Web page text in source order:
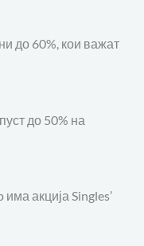
до 60%, кои важат
до 50% на
акција Singles’